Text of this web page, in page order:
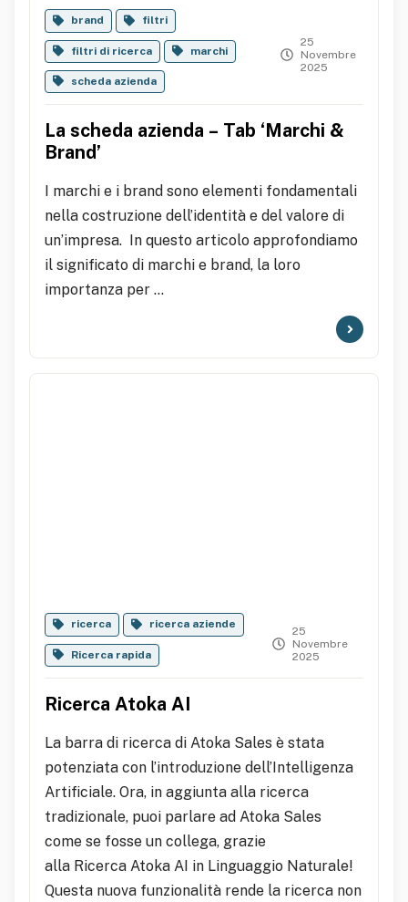
brand filtri
filtri di ricerca marchi
scheda azienda
25
Novembre
2025
La scheda azienda – Tab ‘Marchi &
Brand’
I marchi e i brand sono elementi fondamentali
nella costruzione dell’identità e del valore di
un’impresa. In questo articolo approfondiamo
il significato di marchi e brand, la loro
importanza per ...
ricerca ricerca aziende
Ricerca rapida
25
Novembre
2025
Ricerca Atoka AI
La barra di ricerca di Atoka Sales è stata
potenziata con l’introduzione dell’Intelligenza
Artificiale. Ora, in aggiunta alla ricerca
tradizionale, puoi parlare ad Atoka Sales
come se fosse un collega, grazie
alla Ricerca Atoka AI in Linguaggio Naturale!
Questa nuova funzionalità rende la ricerca non